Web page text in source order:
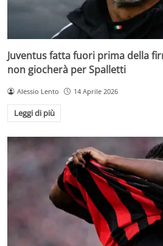
Juventus fatta fuori prima della
non giocherà per Spalletti
Alessio Lento 14 Aprile 2026
Leggi di più